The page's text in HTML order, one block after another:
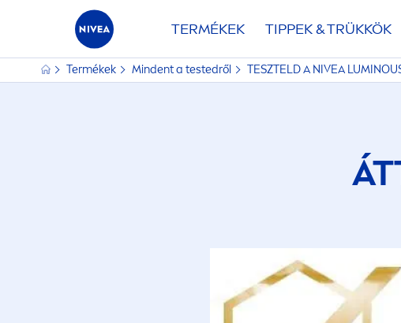
TERMÉKEK TIPPEK & TRÜKKÖK
Termékek Mindent a testedről TESZTELD ANIVEA